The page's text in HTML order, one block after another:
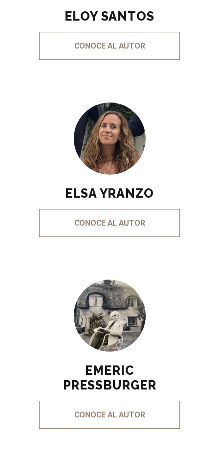
ELOY SANTOS
CONOCE AL AUTOR
ELSA YRANZO
CONOCE AL AUTOR
EMERIC
PRESSBURGER
CONOCE AL AUTOR